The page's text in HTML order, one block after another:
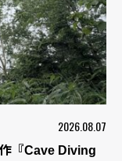
2026.08.07
『Cave Diving